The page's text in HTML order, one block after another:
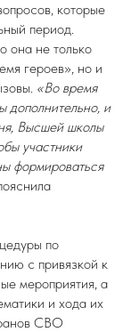
которые
период.
она не только
героев», но и
«Во время
дополнительно, и
Высшей школы
участники
формироваться
по
с привязкой к
мероприятия, а
и хода их
СВО